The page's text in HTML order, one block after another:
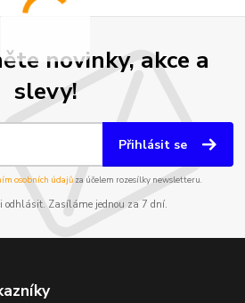
novinky, akce a
slevy!
Přihlásit se
osobních údajůza účelem rozesílky newsletteru.
odhlásit. Zasíláme jednou za 7 dní.